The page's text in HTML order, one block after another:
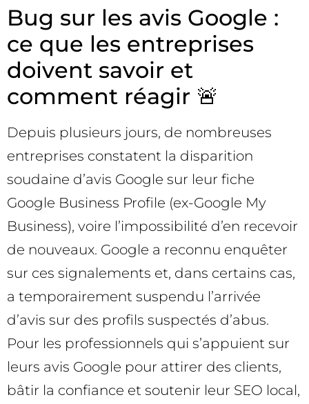
Bug sur les avis Google :
ce que les entreprises
doivent savoir et
comment réagir 🚨
Depuis plusieurs jours, de nombreuses
entreprises constatent la disparition
soudaine d’avis Google sur leur fiche
Google Business Profile (ex-Google My
Business), voire l’impossibilité d’en recevoir
de nouveaux. Google a reconnu enquêter
sur ces signalements et, dans certains cas,
a temporairement suspendu l’arrivée
d’avis sur des profils suspectés d’abus.
Pour les professionnels qui s’appuient sur
leurs avis Google pour attirer des clients,
bâtir la confiance et soutenir leur SEO local,